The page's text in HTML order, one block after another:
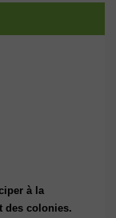
à la
des colonies.